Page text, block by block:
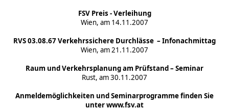
FSV Preis - Verleihung
Wien, am 14.11.2007
RVS 03.08.67 Verkehrssichere Durchlässe – Infonachmittag
Wien, am 21.11.2007
Raum und Verkehrsplanung am Prüfstand – Seminar
Rust, am 30.11.2007
Anmeldemöglichkeiten und Seminarprogramme finden Sie
unter www.fsv.at